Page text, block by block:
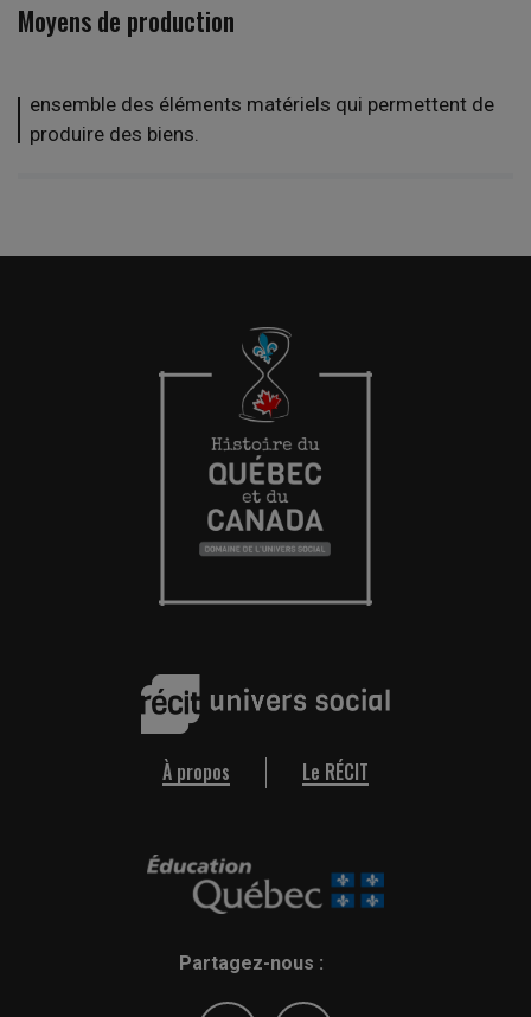
Moyens de production
ensemble des éléments matériels qui permettent de
produire des biens.
À propos Le RÉCIT
Partagez-nous :